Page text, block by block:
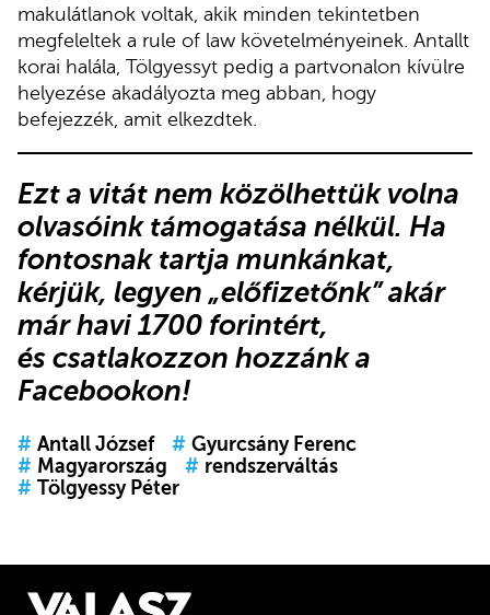
makulátlanok voltak, akik minden tekintetben
megfeleltek a rule of law követelményeinek. Antallt
korai halála, Tölgyessyt pedig a partvonalon kívülre
helyezése akadályozta meg abban, hogy
befejezzék, amit elkezdtek.
Ezt a vitát nem közölhettük volna
olvasóink támogatása nélkül. Ha
fontosnak tartja munkánkat,
kérjük, legyen „előfizetőnk”akár
már havi 1700 forintért,
és csatlakozzon hozzánk a
Facebookon!
# Antall József # Gyurcsány Ferenc
# Magyarország # rendszerváltás
# Tölgyessy Péter